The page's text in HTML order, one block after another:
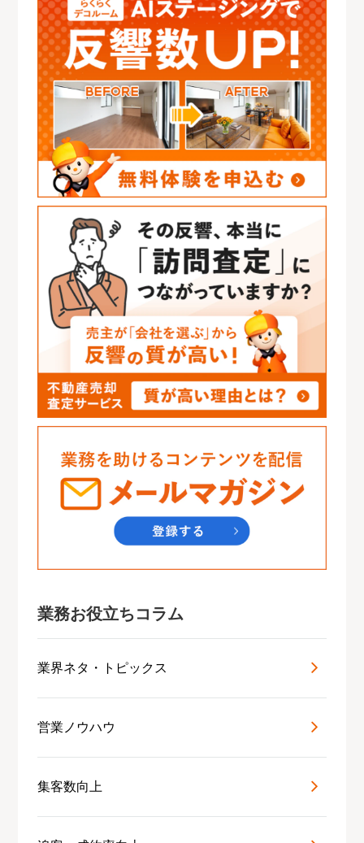
業務お役立ちコラム
業界ネタ・トピックス
営業ノウハウ
集客数向上